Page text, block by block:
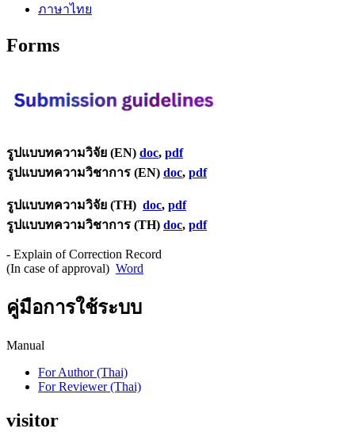
ภาษาไทย
Forms
รูปแบบทความวิจัย (EN) doc, pdf
รูปแบบทความวิชาการ (EN) doc, pdf
รูปแบบทความวิจัย (TH) doc, pdf
รูปแบบทความวิชาการ (TH) doc, pdf
- Explain of Correction Record
(In case of approval) Word
คู่มือการใช้ระบบ
Manual
For Author (Thai)
For Reviewer (Thai)
visitor